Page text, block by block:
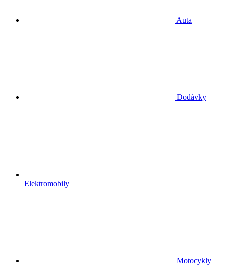
Auta
Dodávky
Elektromobily
Motocykly